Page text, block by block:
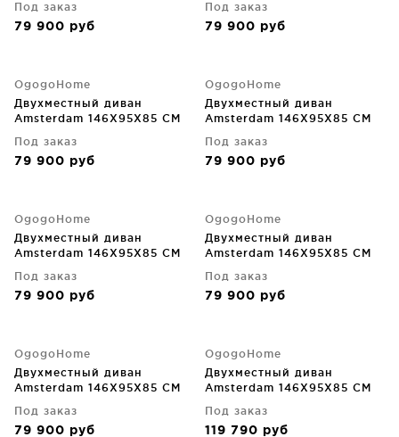
Под заказ
79 900 руб
Под заказ
79 900 руб
OgogoHome
Двухместный диван
Amsterdam 146X95X85 CM
Под заказ
79 900 руб
OgogoHome
Двухместный диван
Amsterdam 146X95X85 CM
Под заказ
79 900 руб
OgogoHome
Двухместный диван
Amsterdam 146X95X85 CM
Под заказ
79 900 руб
OgogoHome
Двухместный диван
Amsterdam 146X95X85 CM
Под заказ
79 900 руб
OgogoHome
Двухместный диван
Amsterdam 146X95X85 CM
Под заказ
79 900 руб
OgogoHome
Двухместный диван
Amsterdam 146X95X85 CM
Под заказ
119 790 руб